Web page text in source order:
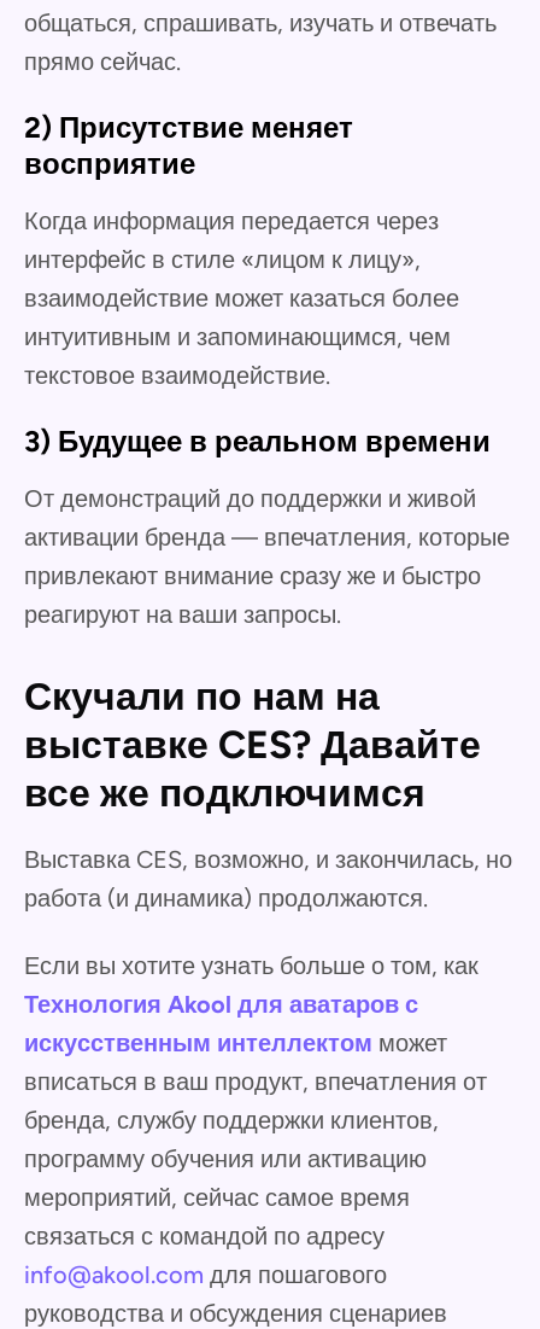
общаться, спрашивать, изучать и отвечать
прямо сейчас.
2) Присутствие меняет
восприятие
Когда информация передается через
интерфейс в стиле «лицом к лицу»,
взаимодействие может казаться более
интуитивным и запоминающимся, чем
текстовое взаимодействие.
3) Будущее в реальном времени
От демонстраций до поддержки и живой
активации бренда — впечатления, которые
привлекают внимание сразу же и быстро
реагируют на ваши запросы.
Скучали по нам на
выставке CES? Давайте
все же подключимся
Выставка CES, возможно, и закончилась, но
работа (и динамика) продолжаются.
Если вы хотите узнать больше о том, как
Технология Akool для аватаров с
искусственным интеллектом может
вписаться в ваш продукт, впечатления от
бренда, службу поддержки клиентов,
программу обучения или активацию
мероприятий, сейчас самое время
связаться с командой по адресу
info@akool.com для пошагового
руководства и обсуждения сценариев